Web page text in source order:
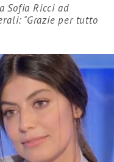
Sofia Ricci ad
"Grazie per tutto